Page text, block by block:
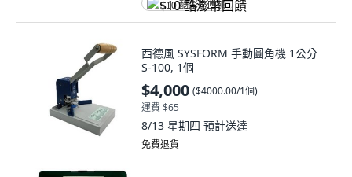
$10 酷澎幣回饋
西德風 SYSFORM 手動圓角機 1公分
S-100, 1個
$4,000 ($4000.00/1個)
運費 $65
8/13 星期四 預計送達
免費退貨